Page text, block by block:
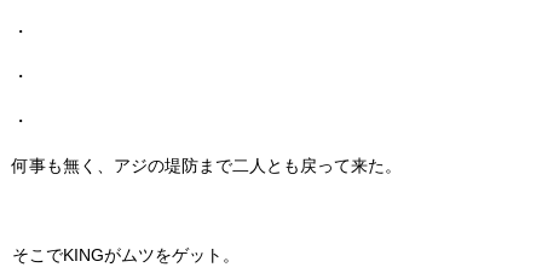
・
・
・
何事も無く、アジの堤防まで二人とも戻って来た。
そこでKINGがムツをゲット。